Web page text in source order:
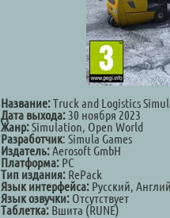
Название:Truck and Logistics
Дата выхода: 30 ноября 2023
Жанр:Simulation, Open World
Разработчик: Simula Games
Издатель:Aerosoft GmbH
Платформа: PC
Тип издания: RePack
Язык интерфейса: Русский,
Язык озвучки: Отсутствует
Таблетка: Вшита (RUNE)